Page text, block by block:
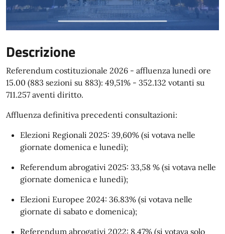
Descrizione
Referendum costituzionale 2026 - affluenza lunedì ore
15.00 (883 sezioni su 883): 49,51% - 352.132 votanti su
711.257 aventi diritto.
Affluenza definitiva precedenti consultazioni:
Elezioni Regionali 2025: 39,60% (si votava nelle
giornate domenica e lunedì);
Referendum abrogativi 2025: 33,58 % (si votava nelle
giornate domenica e lunedì);
Elezioni Europee 2024: 36.83% (si votava nelle
giornate di sabato e domenica);
Referendum abrogativi 2022: 8,47% (si votava solo